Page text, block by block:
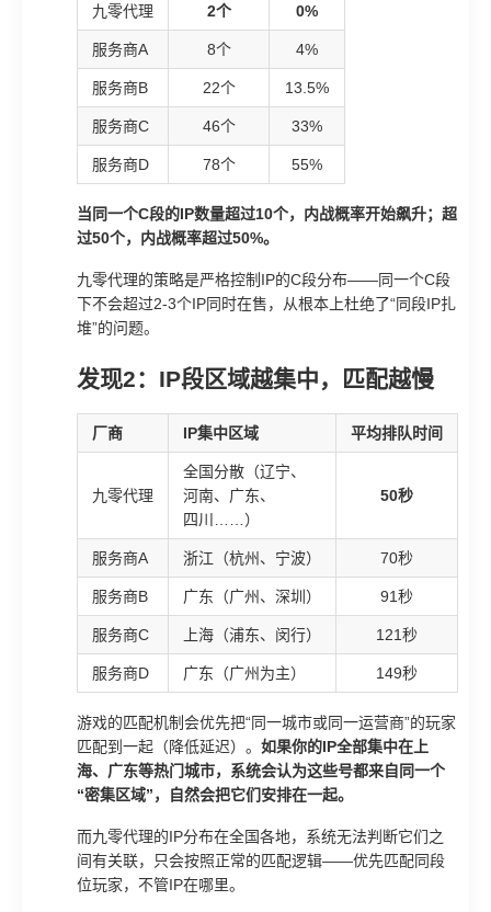
九零代理 2个 0%
服务商A 8个 4%
服务商B 22个 13.5%
服务商C 46个 33%
服务商D 78个 55%
当同一个C段的IP数量超过10个，内战概率开始飙升；超
过50个，内战概率超过50%。
九零代理的策略是严格控制IP的C段分布——同一个C段
下不会超过2-3个IP同时在售，从根本上杜绝了“同段IP扎
堆”的问题。
发现2：IP段区域越集中，匹配越慢
厂商 IP集中区域 平均排队时间
九零代理
全国分散（辽宁、
河南、广东、
四川……）
50秒
服务商A 浙江（杭州、宁波） 70秒
服务商B 广东（广州、深圳） 91秒
服务商C 上海（浦东、闵行） 121秒
服务商D 广东（广州为主） 149秒
游戏的匹配机制会优先把“同一城市或同一运营商”的玩家
匹配到一起（降低延迟）。 如果你的IP全部集中在上
海、广东等热门城市，系统会认为这些号都来自同一个
“密集区域”，自然会把它们安排在一起。
而九零代理的IP分布在全国各地，系统无法判断它们之
间有关联，只会按照正常的匹配逻辑——优先匹配同段
位玩家，不管IP在哪里。